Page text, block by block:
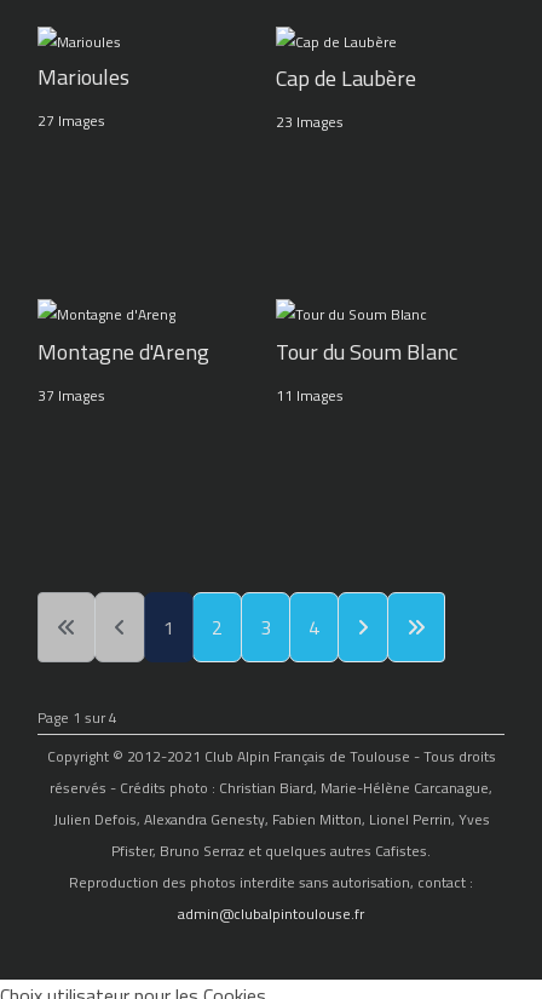
Marioules
27 Images
Cap de Laubère
23 Images
Montagne d'Areng
37 Images
Tour du Soum Blanc
11 Images
1 2 3 4
Page 1 sur 4
Copyright © 2012-2021 Club Alpin Français de Toulouse - Tous droits
réservés - Crédits photo : Christian Biard, Marie-Hélène Carcanague,
Julien Defois, Alexandra Genesty, Fabien Mitton, Lionel Perrin, Yves
Pfister, Bruno Serraz et quelques autres Cafistes.
Reproduction des photos interdite sans autorisation, contact :
admin@clubalpintoulouse.fr